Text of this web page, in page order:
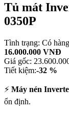
Tủ mát
0350P
Tình trạng: Có hàng
16.000.000 VNĐ
Giá gốc:
Tiết kiệm:-32 %
⚡ Máy nén
ổn định.